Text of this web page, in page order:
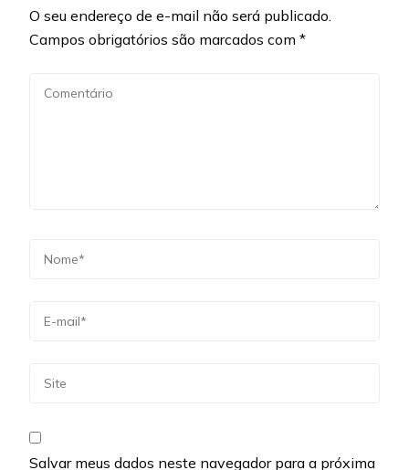
O seu endereço de e-mail não será publicado.
Campos obrigatórios são marcados com *
Salvar meus dados neste navegador para a próxima